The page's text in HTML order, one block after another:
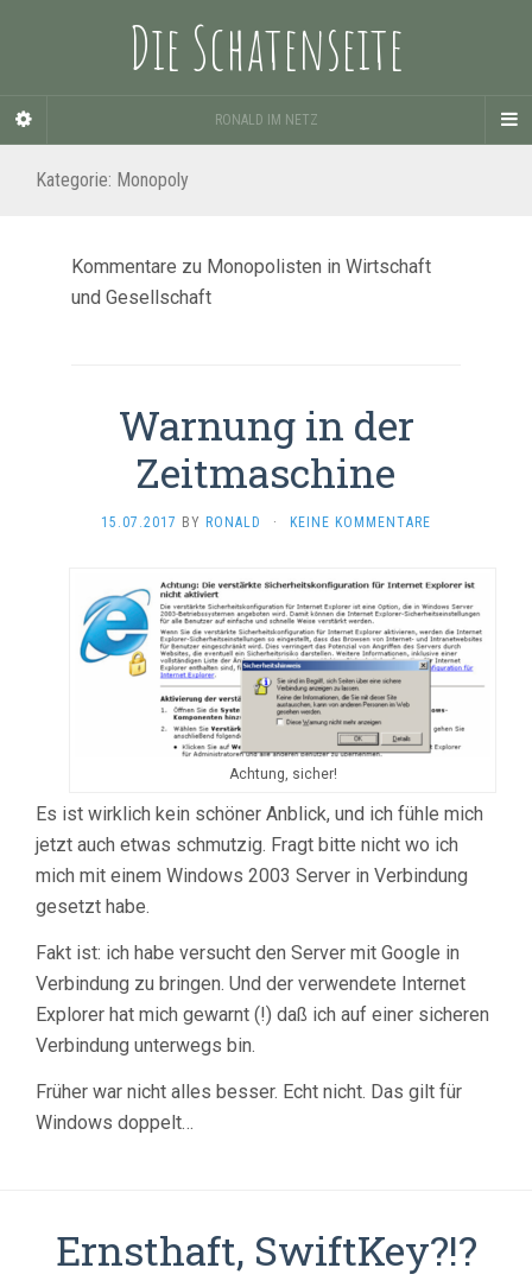
Die Schatenseite
RONALD IM NETZ
Kategorie: Monopoly
Kommentare zu Monopolisten in Wirtschaft
und Gesellschaft
Warnung in der
Zeitmaschine
15.07.2017 BY RONALD · KEINE KOMMENTARE
Achtung, sicher!
Es ist wirklich kein schöner Anblick, und ich fühle mich
jetzt auch etwas schmutzig. Fragt bitte nicht wo ich
mich mit einem Windows 2003 Server in Verbindung
gesetzt habe.
Fakt ist: ich habe versucht den Server mit Google in
Verbindung zu bringen. Und der verwendete Internet
Explorer hat mich gewarnt (!) daß ich auf einer sicheren
Verbindung unterwegs bin.
Früher war nicht alles besser. Echt nicht. Das gilt für
Windows doppelt…
Ernsthaft, SwiftKey?!?